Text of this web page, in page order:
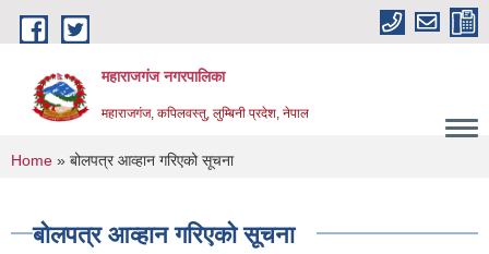
Skip to main content
महाराजगंज नगरपालिका
महाराजगंज, कपिलवस्तु, लुम्बिनी प्रदेश, नेपाल
You are here
Home » बोलपत्र आव्हान गरिएको सूचना
बोलपत्र आव्हान गरिएको सूचना